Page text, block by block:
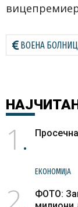
ВОЕНА
1
ЕКОНОМИЈА
ФОТО: